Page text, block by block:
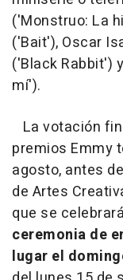
('Monstruo: La
('Bait'), Oscar
('Black Rabbit') y
mí').
La votación
premios Emmy
agosto, antes
de Artes
que se
ceremonia de
lugar el